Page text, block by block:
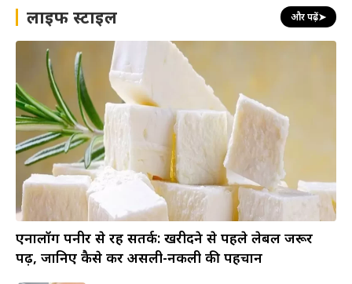
लाइफ स्टाइल और पढ़ें➤
एनालॉग पनीर से रहें सतर्क: खरीदने से पहले लेबल जरूर
पढ़ें, जानिए कैसे करें असली-नकली की पहचान